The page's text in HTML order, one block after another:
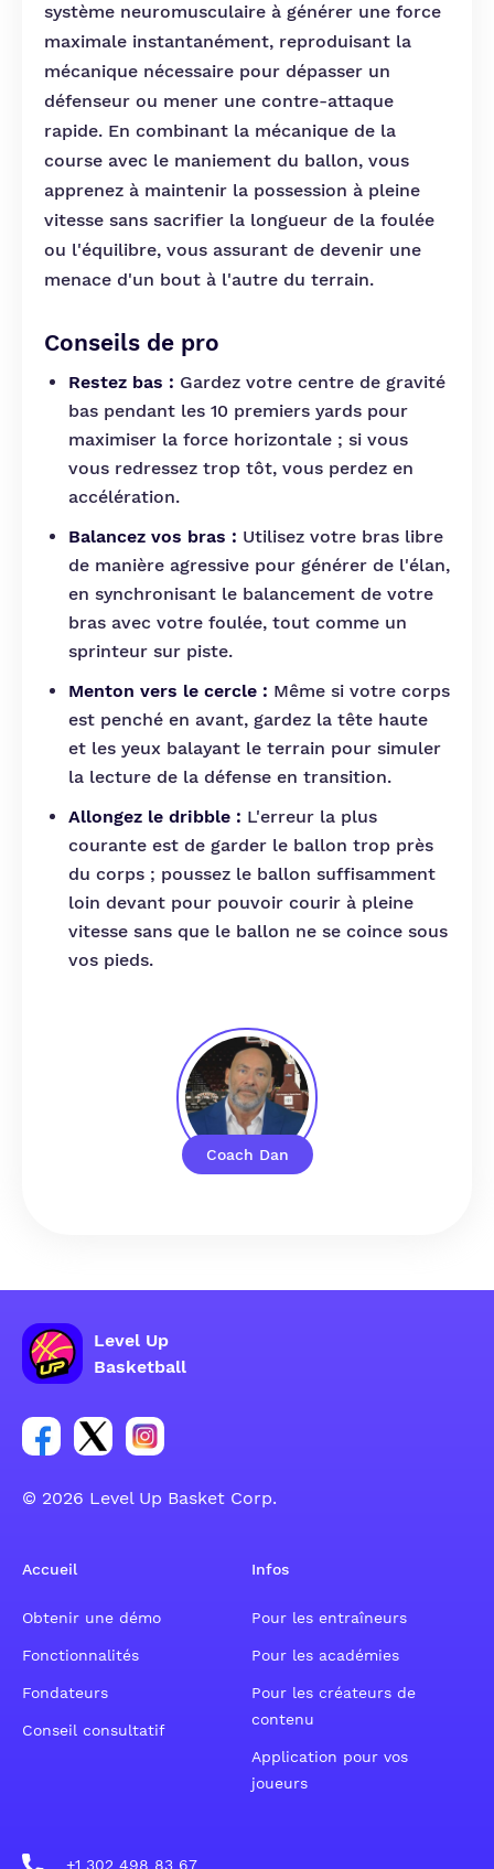
Coach Dan
système neuromusculaire à générer une force
maximale instantanément, reproduisant la
mécanique nécessaire pour dépasser un
défenseur ou mener une contre-attaque
rapide. En combinant la mécanique de la
course avec le maniement du ballon, vous
apprenez à maintenir la possession à pleine
vitesse sans sacrifier la longueur de la foulée
ou l'équilibre, vous assurant de devenir une
menace d'un bout à l'autre du terrain.
Conseils de pro
Restez bas : Gardez votre centre de gravité
bas pendant les 10 premiers yards pour
maximiser la force horizontale ; si vous
vous redressez trop tôt, vous perdez en
accélération.
Balancez vos bras : Utilisez votre bras libre
de manière agressive pour générer de l'élan,
en synchronisant le balancement de votre
bras avec votre foulée, tout comme un
sprinteur sur piste.
Menton vers le cercle : Même si votre corps
est penché en avant, gardez la tête haute
et les yeux balayant le terrain pour simuler
la lecture de la défense en transition.
Allongez le dribble : L'erreur la plus
courante est de garder le ballon trop près
du corps ; poussez le ballon suffisamment
loin devant pour pouvoir courir à pleine
vitesse sans que le ballon ne se coince sous
vos pieds.
Level Up
Basketball
Lien vers le groupe du compte Facebook
Lien vers le groupe du compte Tweeter
Lien vers le groupe du compte Instagram
© 2026 Level Up Basket Corp.
Accueil
Obtenir une démo
Fonctionnalités
Fondateurs
Conseil consultatif
Infos
Pour les entraîneurs
Pour les académies
Pour les créateurs de
contenu
Application pour vos
joueurs
+1 302 498 83 67